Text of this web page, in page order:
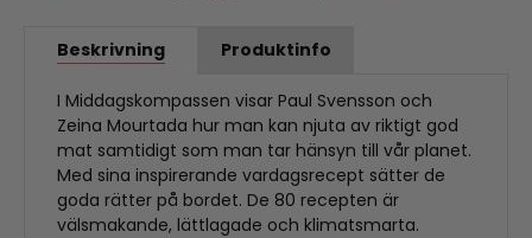
Beskrivning Produktinfo
I Middagskompassen visar Paul Svensson och
Zeina Mourtada hur man kan njuta av riktigt god
mat samtidigt som man tar hänsyn till vår planet.
Med sina inspirerande vardagsrecept sätter de
goda rätter på bordet. De 80 recepten är
välsmakande, lättlagade och klimatsmarta.